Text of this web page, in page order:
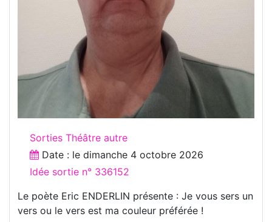
Sorties Théâtre autre
Date : le dimanche 4 octobre 2026
Idée sortie n° 336152
Le poète Eric ENDERLIN présente : Je vous sers un
vers ou le vers est ma couleur préférée !